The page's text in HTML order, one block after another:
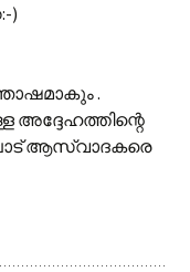
)
.
അദ്ദേഹത്തിന്റെ
ആസ്വാദകരെ